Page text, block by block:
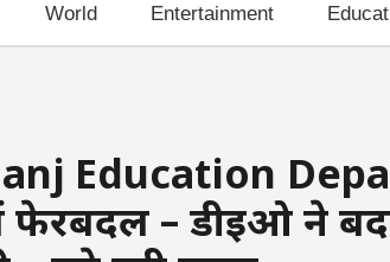
World Entertainment
Education
फेरबदल – डीइओ ने